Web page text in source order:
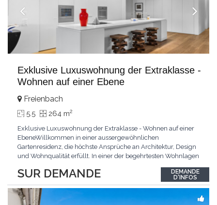
Exklusive Luxuswohnung der Extraklasse -
Wohnen auf einer Ebene
SUR DEMANDE
Freienbach
5.5 264 m2
Exklusive Luxuswohnung der Extraklasse - Wohnen auf einer
EbeneWillkommen in einer aussergewöhnlichen
Gartenresidenz, die höchste Ansprüche an Architektur, Design
und Wohnqualität erfüllt. In einer der begehrtesten Wohnlagen
exklusives Zuhause mit über 230 m² Wohnfläche, das
Grosszügigkeit, Privatsphäre und zeitlose Eleganz auf
einzigartige
DEMANDE
D'INFOS